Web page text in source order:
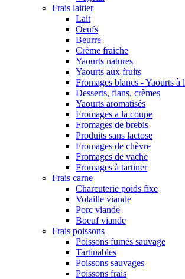
Frais laitier
Lait
Oeufs
Beurre
Crème fraiche
Yaourts natures
Yaourts aux fruits
Fromages blancs - Yaourts à
Desserts, flans, crèmes
Yaourts aromatisés
Fromages a la coupe
Fromages de brebis
Produits sans lactose
Fromages de chèvre
Fromages de vache
Fromages à tartiner
Frais carne
Charcuterie poids fixe
Volaille viande
Porc viande
Boeuf viande
Frais poissons
Poissons fumés sauvage
Tartinables
Poissons sauvages
Poissons frais